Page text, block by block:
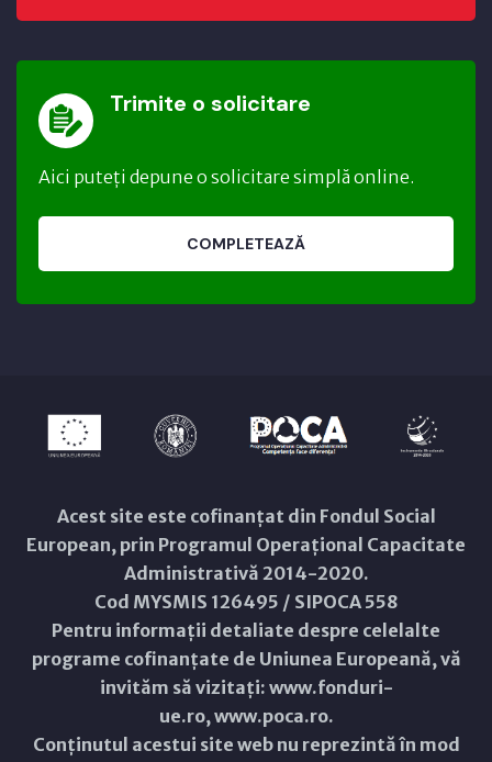
Trimite o solicitare
Aici puteți depune o solicitare simplă online.
COMPLETEAZĂ
Acest site este cofinanțat din Fondul Social
European, prin Programul Operațional Capacitate
Administrativă 2014-2020.
Cod MYSMIS 126495 / SIPOCA 558
Pentru informații detaliate despre celelalte
programe cofinanțate de Uniunea Europeană, vă
invităm să vizitați: www.fonduri-
ue.ro, www.poca.ro.
Conținutul acestui site web nu reprezintă în mod